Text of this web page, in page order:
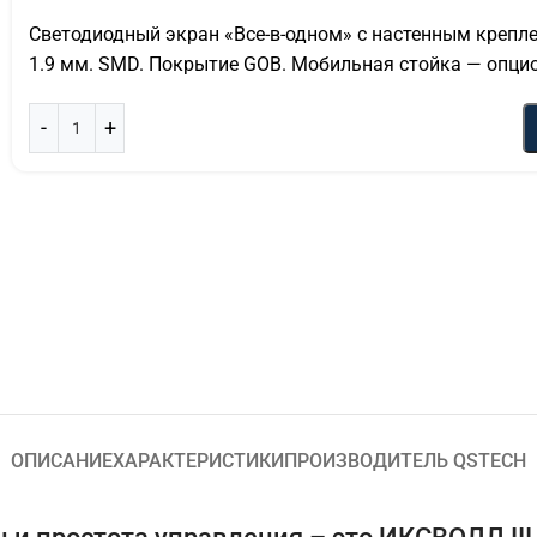
Светодиодный экран «Все-в-одном» с настенным
1.9 мм. SMD. Покрытие GOB. Мобильная стойка —
ОПИСАНИЕХАРАКТЕРИСТИКИПРОИЗВОДИТЕЛЬ QSTECH